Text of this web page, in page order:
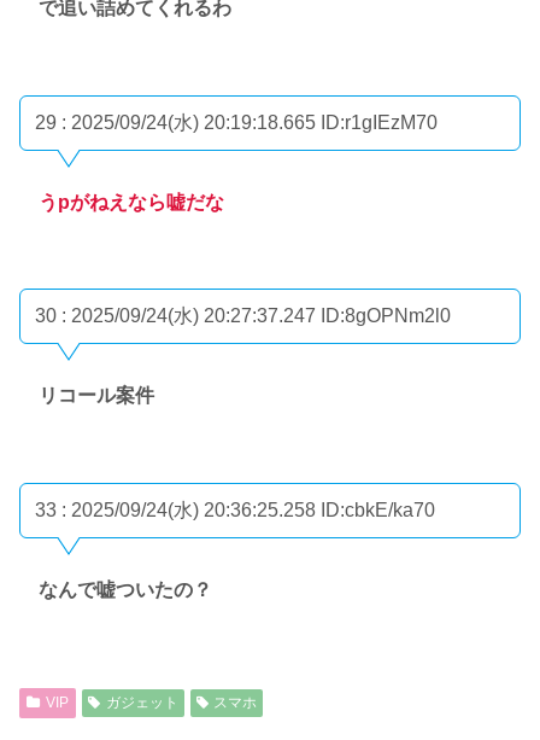
で追い詰めてくれるわ
29 : 2025/09/24(水) 20:19:18.665 ID:r1gIEzM70
うpがねえなら嘘だな
30 : 2025/09/24(水) 20:27:37.247 ID:8gOPNm2l0
リコール案件
33 : 2025/09/24(水) 20:36:25.258 ID:cbkE/ka70
なんで嘘ついたの？
VIP ガジェット スマホ